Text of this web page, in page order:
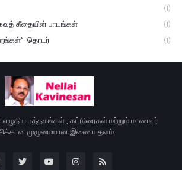
(1)
கீதையின் பாடங்கள் (1)
தொடர் (1)
புத்தகங்கள் , கட்டுரைகள் மற்றும் மாணவர்
முழுமையான இணையதளம்.